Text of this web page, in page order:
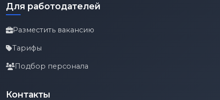
Для работодателей
Разместить вакансию
Тарифы
Подбор персонала
Контакты